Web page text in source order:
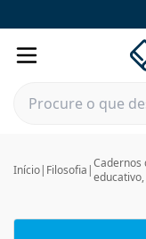
Início| Filosofia |Cadernos